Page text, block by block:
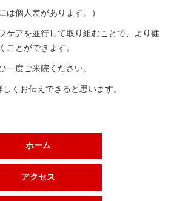
は個人差があります。）
ケアを並行して取り組むことで、より健
とができます。
度ご来院ください。
くお伝えできると思います。
ホーム
アクセス